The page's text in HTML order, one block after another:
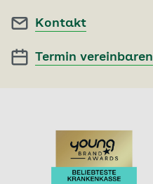
Kontakt
Termin vereinbaren